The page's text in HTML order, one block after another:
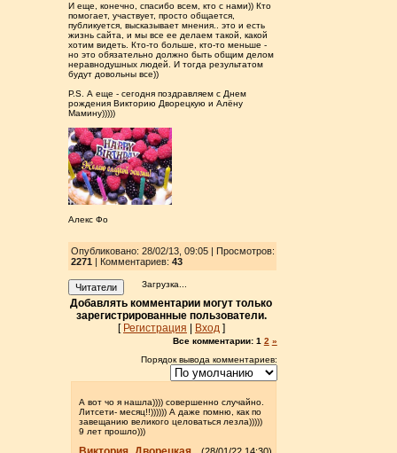
И еще, конечно, спасибо всем, кто с нами)) Кто
помогает, участвует, просто общается,
публикуется, высказывает мнения.. это и есть
жизнь сайта, и мы все ее делаем такой, какой
хотим видеть. Кто-то больше, кто-то меньше -
но это обязательно должно быть общим делом
неравнодушных людей. И тогда результатом
будут довольны все))
Р.S. А еще - сегодня поздравляем с Днем
рождения Викторию Дворецкую и Алёну
Мамину)))))
Алекс Фо
Опубликовано: 28/02/13, 09:05 | Просмотров:
2271| Комментариев: 43
Читатели Загрузка...
Добавлять комментарии могут только
зарегистрированные пользователи.
[ Регистрация Вход]
Все комментарии: 1 2 »
Порядок вывода комментариев:
А вот чо я нашла)))) совершенно случайно.
Литсети- месяц!!)))))) А даже помню, как по
завещанию великого целоваться лезла)))))
9 лет прошло)))